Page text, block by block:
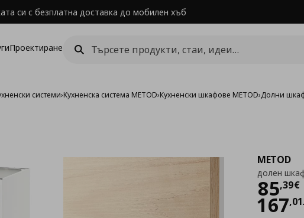
си с безплатна доставка до мобилен хъб
Проектиране
системи›Кухненска система METOD›Кухненски шкафове METOD›Долни
METOD
долен
85,39€
Цена
167,01